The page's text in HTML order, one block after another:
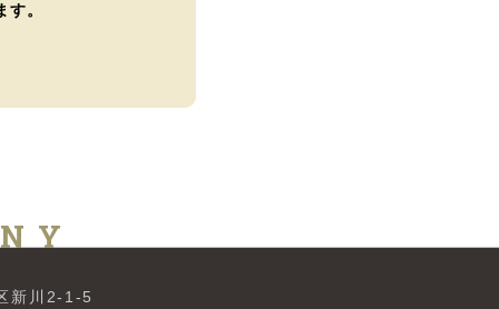
。
新川2-1-5